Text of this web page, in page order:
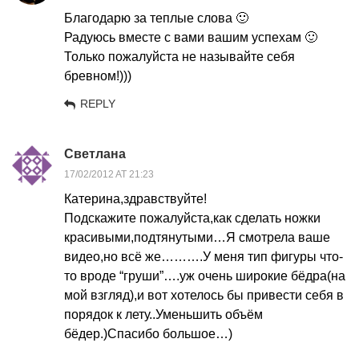
Благодарю за теплые слова 🙂
Радуюсь вместе с вами вашим успехам 🙂
Только пожалуйста не называйте себя
бревном!)))
REPLY
Cветлана
17/02/2012 AT 21:23
Катерина,здравствуйте!
Подскажите пожалуйста,как сделать ножки
красивыми,подтянутыми…Я смотрела ваше
видео,но всё же……….У меня тип фигуры что-
то вроде “груши”….уж очень широкие бёдра(на
мой взгляд),и вот хотелось бы привести себя в
порядок к лету..Уменьшить объём
бёдер.)Спасибо большое…)